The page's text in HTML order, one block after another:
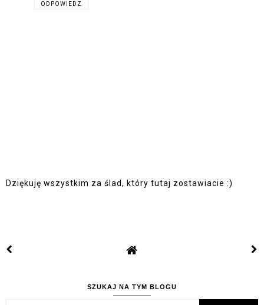
ODPOWIEDZ
Dziękuję wszystkim za ślad, który tutaj zostawiacie :)
SZUKAJ NA TYM BLOGU